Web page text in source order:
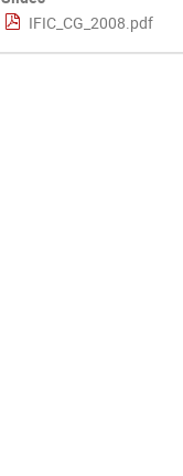
IFIC_CG_2008.pdf